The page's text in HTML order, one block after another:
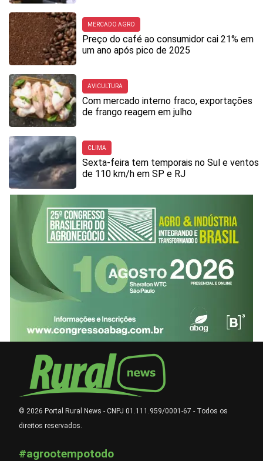
MERCADO AGRO
Preço do café ao consumidor cai 21% em
um ano após pico de 2025
AVICULTURA
Com mercado interno fraco, exportações
de frango reagem em julho
CLIMA
Sexta-feira tem temporais no Sul e ventos
de 110 km/h em SP e RJ
© 2026 Portal Rural News - CNPJ 01.111.959/0001-67 - Todos os
direitos reservados.
#agrootempotodo